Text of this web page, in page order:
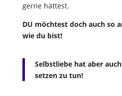
gerne hättest.
DU möchtest doch auch so
wie du bist!
Selbstliebe hat aber
setzen zu tun!